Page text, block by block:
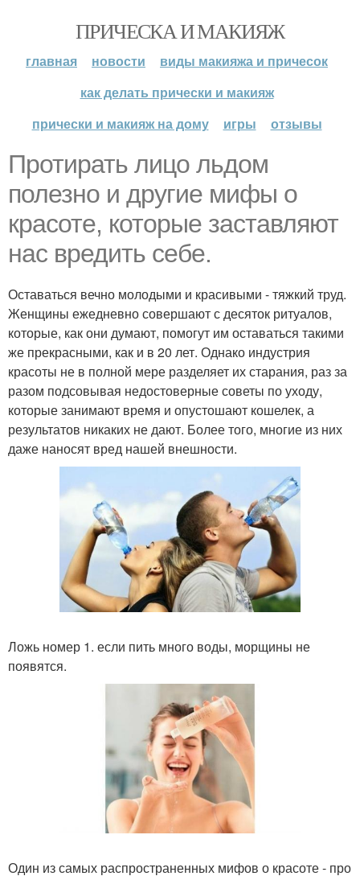
ПРИЧЕСКА И МАКИЯЖ
главная новости
виды макияжа и причесок
как делать прически и макияж
прически и макияж на дому
игры отзывы
Протирать лицо льдом
полезно и другие мифы о
красоте, которые заставляют
нас вредить себе.
Оставаться вечно молодыми и красивыми - тяжкий труд.
Женщины ежедневно совершают с десяток ритуалов,
которые, как они думают, помогут им оставаться такими
же прекрасными, как и в 20 лет. Однако индустрия
красоты не в полной мере разделяет их старания, раз за
разом подсовывая недостоверные советы по уходу,
которые занимают время и опустошают кошелек, а
результатов никаких не дают. Более того, многие из них
даже наносят вред нашей внешности.
Ложь номер 1. если пить много воды, морщины не
появятся.
Один из самых распространенных мифов о красоте - про